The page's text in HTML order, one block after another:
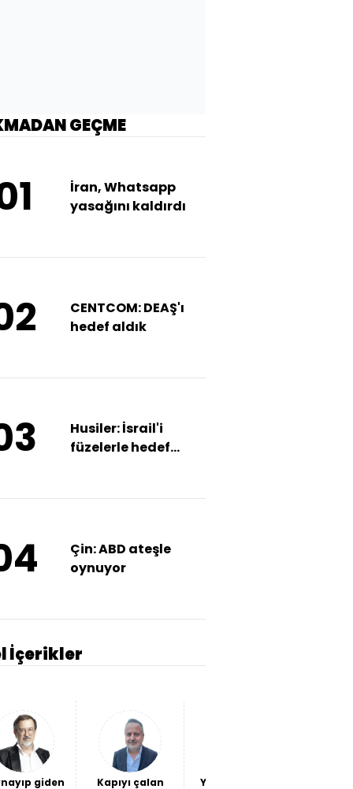
İçerikler
giden
Kapıyı çalan
Yeni ittifaklar
GEÇME
İran, Whatsapp
yasağını kaldırdı
CENTCOM: DEAŞ'ı
hedef aldık
Husiler: İsrail'i
füzelerle hedef
Çin: ABD ateşle
oynuyor